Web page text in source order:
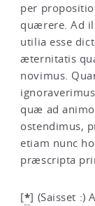
per
quærere. Ad
utilia esse
æternitatis
novimus.
quæ ad
ostendimus,
etiam nunc
præscripta
[*] (Saisset :)